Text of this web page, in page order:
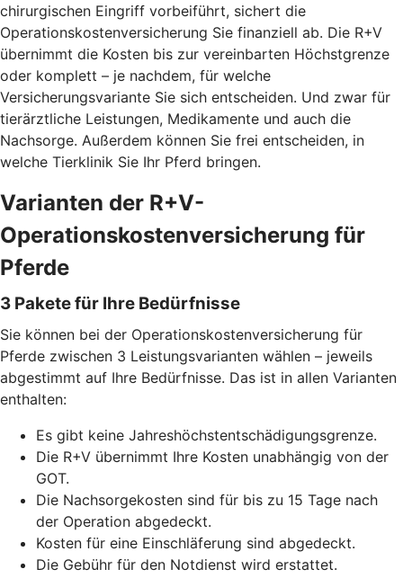
chirurgischen Eingriff vorbeiführt, sichert die
Operationskostenversicherung Sie finanziell ab. Die R+V
übernimmt die Kosten bis zur vereinbarten Höchstgrenze
oder komplett – je nachdem, für welche
Versicherungsvariante Sie sich entscheiden. Und zwar für
tierärztliche Leistungen, Medikamente und auch die
Nachsorge. Außerdem können Sie frei entscheiden, in
welche Tierklinik Sie Ihr Pferd bringen.
Varianten der R+V-
Operationskostenversicherung für
Pferde
3 Pakete für Ihre Bedürfnisse
Sie können bei der Operationskostenversicherung für
Pferde zwischen 3 Leistungsvarianten wählen – jeweils
abgestimmt auf Ihre Bedürfnisse. Das ist in allen Varianten
enthalten:
Es gibt keine Jahreshöchstentschädigungsgrenze.
Die R+V übernimmt Ihre Kosten unabhängig von der
GOT.
Die Nachsorgekosten sind für bis zu 15 Tage nach
der Operation abgedeckt.
Kosten für eine Einschläferung sind abgedeckt.
Die Gebühr für den Notdienst wird erstattet.